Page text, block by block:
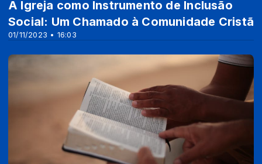
01/11/2023 • 16:03
A Igreja como Instrumento de Inclusão
Social: Um Chamado à Comunidade Cristã